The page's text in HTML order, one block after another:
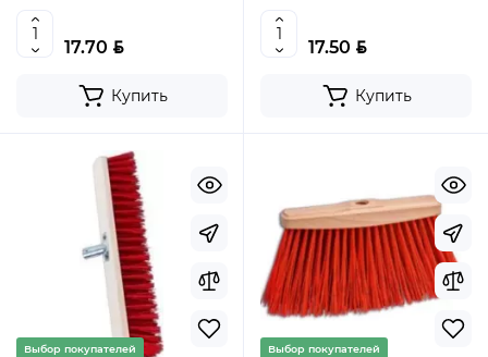
AT6541, 5905912675719 (PL)
17.70 BYN
Купить
AT6542, 5905912675726 (PL)
17.50 BYN
Купить
Выбор покупателей Выбор покупателей